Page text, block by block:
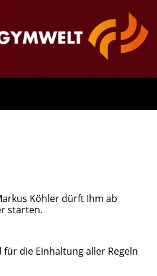
Köhler dürft Ihm ab
starten.
die Einhaltung aller Regeln